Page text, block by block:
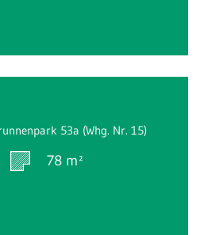
53a (Whg. Nr. 15)
78 m²